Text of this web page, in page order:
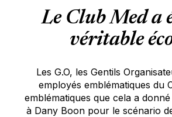
Le Club Med a
véritable
Les G.O, les Gentils
employés emblématiques du
emblématiques que cela a
à Dany Boon pour le scénario